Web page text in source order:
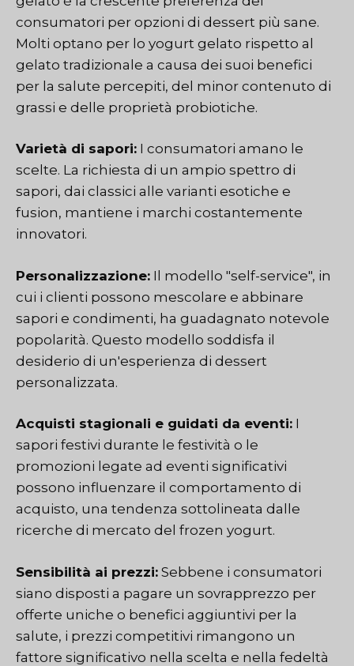
consumatori per opzioni di dessert più sane.
Molti optano per lo yogurt gelato rispetto al
gelato tradizionale a causa dei suoi benefici
per la salute percepiti, del minor contenuto di
grassi e delle proprietà probiotiche.
Varietà di sapori: I consumatori amano le
scelte. La richiesta di un ampio spettro di
sapori, dai classici alle varianti esotiche e
fusion, mantiene i marchi costantemente
innovatori.
Personalizzazione: Il modello "self-service", in
cui i clienti possono mescolare e abbinare
sapori e condimenti, ha guadagnato notevole
popolarità. Questo modello soddisfa il
desiderio di un'esperienza di dessert
personalizzata.
Acquisti stagionali e guidati da eventi: I
sapori festivi durante le festività o le
promozioni legate ad eventi significativi
possono influenzare il comportamento di
acquisto, una tendenza sottolineata dalle
ricerche di mercato del frozen yogurt.
Sensibilità ai prezzi: Sebbene i consumatori
siano disposti a pagare un sovrapprezzo per
offerte uniche o benefici aggiuntivi per la
salute, i prezzi competitivi rimangono un
fattore significativo nella scelta e nella fedeltà